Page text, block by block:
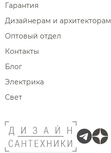
Гарантия
Дизайнерам и архитекторам
Оптовый отдел
Контакты
Блог
Электрика
Свет